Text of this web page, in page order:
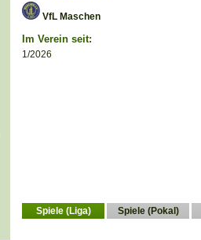
VfL Maschen
Im Verein seit:
1/2026
Spiele (Liga) Spiele (Pokal)